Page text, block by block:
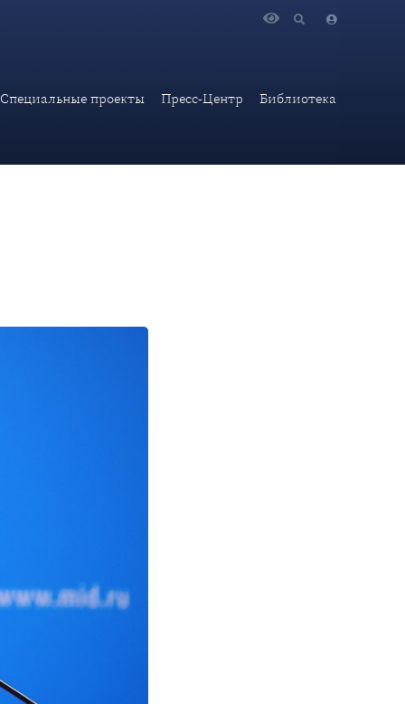
Специальные проекты Пресс-Центр Библиотека